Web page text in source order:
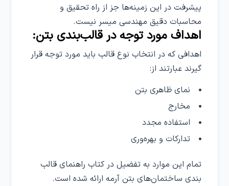
پیشرفت در این زمینه‌ها جز از راه تحقیق و
محاسبات دقیق مهندسی میسر نیست.
اهداف مورد توجه در قالب‌بندی بتن:
اهدافی که در انتخاب نوع قالب باید مورد توجه قرار
گیرند عبارتند از:
نمای ظاهری بتن
مخارج
استفاده مجدد
تدارکات و بهره‌وری
تمام این موارد به تفضیل در کتاب راهنمای قالب
بندی ساختمان‌های بتن آرمه ارائه شده است.